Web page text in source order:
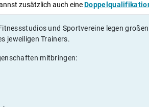
zusätzlich auch eine
und Sportvereine legen
jeweiligen Trainers.
mitbringen: